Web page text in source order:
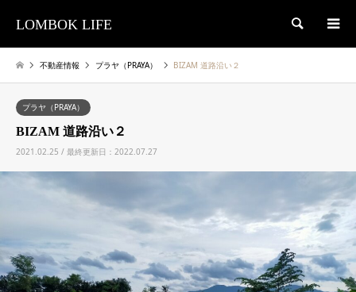
LOMBOK LIFE 検索
不動産情報 プラヤ（PRAYA） BIZAM 道路沿い２
プラヤ（PRAYA）
BIZAM 道路沿い２
2021.02.25 / 最終更新日：2022.07.27